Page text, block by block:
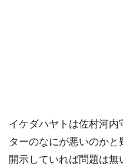
イケダハヤトは佐村河内
ターのなにが悪いのか
開示していれば問題は